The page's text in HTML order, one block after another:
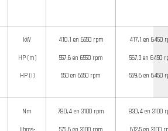
kW
HP (m)
HP (i)
410,1 en 6550 rpm
557,6 en 6550 rpm
550 en 6550 rpm
417,1 en 6450
567,3 en 6450
559,6 en 6450
Nm 780,4 en 3100 rpm 830,4 en 3100